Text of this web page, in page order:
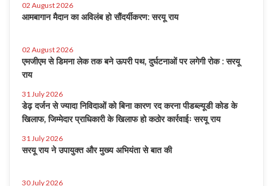
02 August 2026
आमबागान मैदान का अविलंब हो सौंदर्यीकरण: सरयू राय
02 August 2026
एमजीएम से डिमना लेक तक बने ऊपरी पथ, दुर्घटनाओं पर लगेगी रोक : सरयू
राय
31 July 2026
डेढ़ दर्जन से ज्यादा निविदाओं को बिना कारण रद करना पीडब्ल्यूडी कोड के
खिलाफ, जिम्मेदार प्राधिकारी के खिलाफ हो कठोर कार्रवाईः सरयू राय
31 July 2026
सरयू राय ने उपायुक्त और मुख्य अभियंता से बात की
30 July 2026